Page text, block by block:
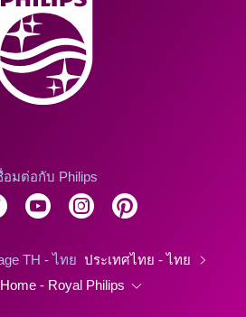
อมต่อกับ Philips
TH - ไทย ประเทศไทย - ไทย
Home - Royal Philips